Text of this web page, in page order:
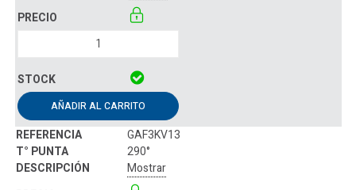
AÑADIR AL CARRITO
GAF3KV13
290°
Mostrar